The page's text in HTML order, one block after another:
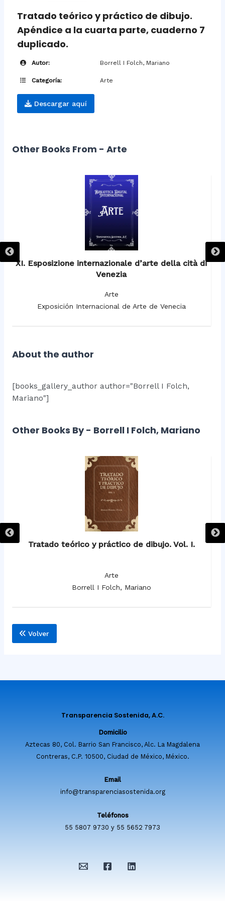
Tratado teórico y práctico de dibujo.
Apéndice a la cuarta parte, cuaderno 7
duplicado.
Autor: Borrell I Folch, Mariano
Categoría: Arte
Descargar aquí
Other Books From - Arte
XI. Esposizione internazionale d’arte della cità di
Venezia
Arte
Exposición Internacional de Arte de Venecia
About the author
[books_gallery_author author="Borrell I Folch,
Mariano"]
Other Books By - Borrell I Folch, Mariano
Tratado teórico y práctico de dibujo. Vol. I.
Arte
Borrell I Folch, Mariano
Volver
Transparencia Sostenida, A.C.
Domicilio
Aztecas 80, Col. Barrio San Francisco, Alc. La Magdalena
Contreras, C.P. 10500, Ciudad de México, México.
Email
info@transparenciasostenida.org
Teléfonos
55 5807 9730 y 55 5652 7973